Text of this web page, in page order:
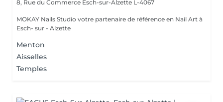
8, Rue du Commerce Esch-sur-Alzette L-4067
MOKAY Nails Studio votre partenaire de référence en Nail Art à
Esch- sur - Alzette
Menton
Aisselles
Temples